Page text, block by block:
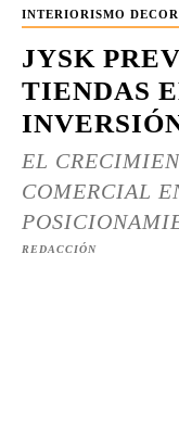
INTERIORISMO
JYSK
TIENDAS
EL
COMERCIAL
REDACCIÓN